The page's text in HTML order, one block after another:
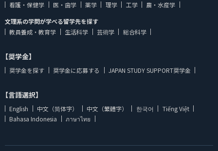
看護・保健学
医・歯学 薬学 理学 工学
農・水産学
文理系の学問が学べる留学先を探す
教員養成・教育学
生活科学 芸術学 総合科学
【奨学金】
奨学金を探す 奨学金に応募する JAPAN STUDY SUPPORT奨学金
【言語選択】
English 中文（简体字） 中文（繁體字） 한국어
Tiếng Việt
Bahasa Indonesia
ภาษาไทย